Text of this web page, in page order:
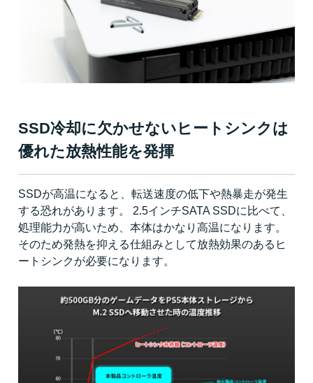
SSD冷却に欠かせないヒートシンクは
優れた放熱性能を発揮
SSDが高温になると、転送速度の低下や熱暴走が発生
する恐れがあります。 2.5インチSATA SSDに比べて、
処理能力が高いため、本体はかなり高温になります。
そのため発熱を抑える仕組みとして放熱効果のあるヒ
ートシンクが必要になります。